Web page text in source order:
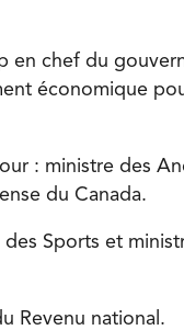
en chef du
économique
: ministre des
du Canada.
Sports et
Revenu national.